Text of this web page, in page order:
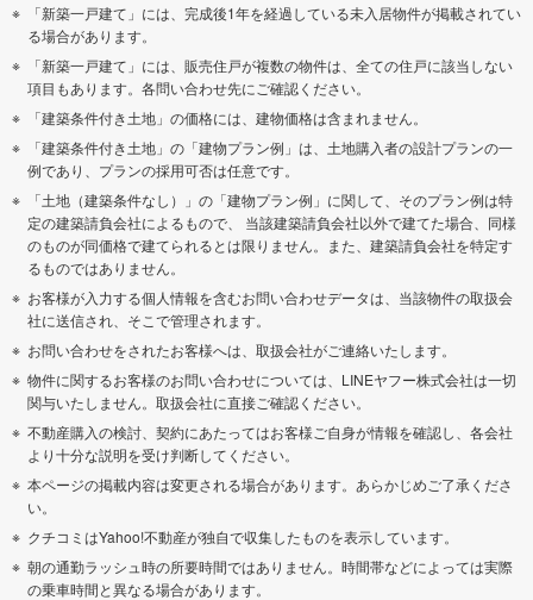
「新築一戸建て」には、完成後1年を経過している未入居物件が掲載されてい
る場合があります。
「新築一戸建て」には、販売住戸が複数の物件は、全ての住戸に該当しない
項目もあります。各問い合わせ先にご確認ください。
「建築条件付き土地」の価格には、建物価格は含まれません。
「建築条件付き土地」の「建物プラン例」は、土地購入者の設計プランの一
例であり、プランの採用可否は任意です。
「土地（建築条件なし）」の「建物プラン例」に関して、そのプラン例は特
定の建築請負会社によるもので、 当該建築請負会社以外で建てた場合、同様
のものが同価格で建てられるとは限りません。また、建築請負会社を特定す
るものではありません。
お客様が入力する個人情報を含むお問い合わせデータは、当該物件の取扱会
社に送信され、そこで管理されます。
お問い合わせをされたお客様へは、取扱会社がご連絡いたします。
物件に関するお客様のお問い合わせについては、LINEヤフー株式会社は一切
関与いたしません。取扱会社に直接ご確認ください。
不動産購入の検討、契約にあたってはお客様ご自身が情報を確認し、各会社
より十分な説明を受け判断してください。
本ページの掲載内容は変更される場合があります。あらかじめご了承くださ
い。
クチコミはYahoo!不動産が独自で収集したものを表示しています。
朝の通勤ラッシュ時の所要時間ではありません。時間帯などによっては実際
の乗車時間と異なる場合があります。